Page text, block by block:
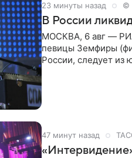
23 минуты назад ©
В России
МОСКВА, 6 авг —
певицы Земфиры
России, следует из
47 минут назад